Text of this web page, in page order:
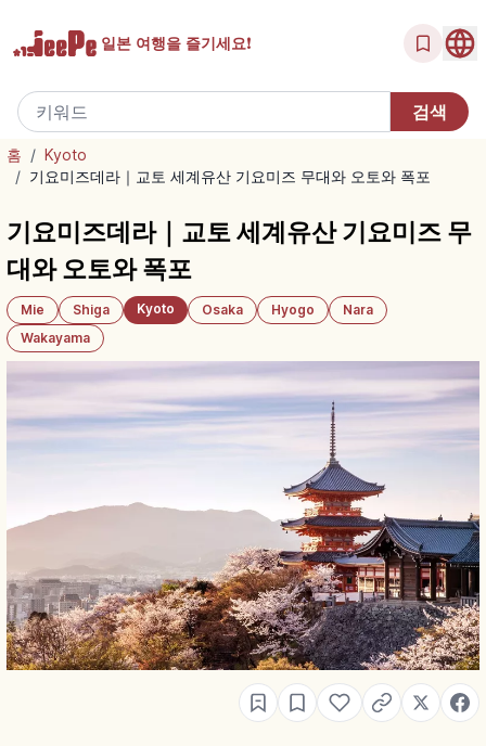
일본 여행을 즐기세요!
홈 / Kyoto
/ 기요미즈데라｜교토 세계유산 기요미즈 무대와 오토와 폭포
기요미즈데라｜교토 세계유산 기요미즈 무
대와 오토와 폭포
Mie Shiga Kyoto Osaka Hyogo
Nara
Wakayama